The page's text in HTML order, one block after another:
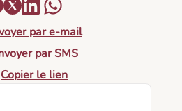
par e-mail
par SMS
Copier le lien